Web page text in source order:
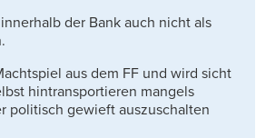
der Bank auch nicht als
aus dem FF und wird sicht
hintransportieren mangels
politisch gewieft auszuschalten